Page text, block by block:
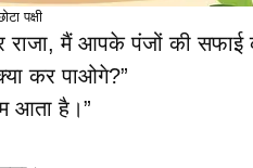
पक्षी
राजा, मैं आपके पंजों की सफाई
कर पाओगे?”
आता है।”